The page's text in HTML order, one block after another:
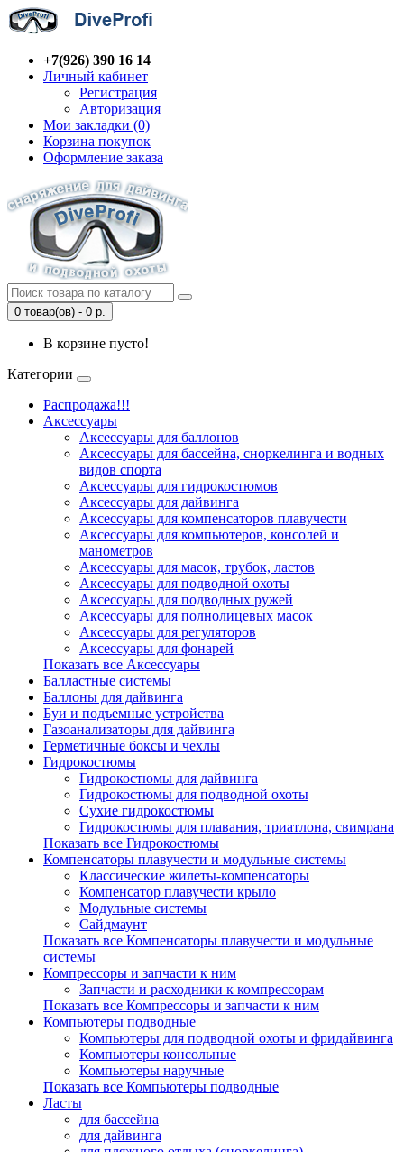
+7(926) 390 16 14
Личный кабинет
Регистрация
Авторизация
Мои закладки (0)
Корзина покупок
Оформление заказа
0 товар(ов) - 0 р.
В корзине пусто!
Категории
Распродажа!!!
Аксессуары
Аксессуары для баллонов
Аксессуары для бассейна, сноркелинга и водных
видов спорта
Аксессуары для гидрокостюмов
Аксессуары для дайвинга
Аксессуары для компенсаторов плавучести
Аксессуары для компьютеров, консолей и
манометров
Аксессуары для масок, трубок, ластов
Аксессуары для подводной охоты
Аксессуары для подводных ружей
Аксессуары для полнолицевых масок
Аксессуары для регуляторов
Аксессуары для фонарей
Показать все Аксессуары
Балластные системы
Баллоны для дайвинга
Буи и подъемные устройства
Газоанализаторы для дайвинга
Герметичные боксы и чехлы
Гидрокостюмы
Гидрокостюмы для дайвинга
Гидрокостюмы для подводной охоты
Сухие гидрокостюмы
Гидрокостюмы для плавания, триатлона, свимрана
Показать все Гидрокостюмы
Компенсаторы плавучести и модульные системы
Классические жилеты-компенсаторы
Компенсатор плавучести крыло
Модульные системы
Сайдмаунт
Показать все Компенсаторы плавучести и модульные
системы
Компрессоры и запчасти к ним
Запчасти и расходники к компрессорам
Показать все Компрессоры и запчасти к ним
Компьютеры подводные
Компьютеры для подводной охоты и фридайвинга
Компьютеры консольные
Компьютеры наручные
Показать все Компьютеры подводные
Ласты
для бассейна
для дайвинга